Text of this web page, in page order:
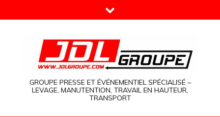
to
GROUPE PRESSE ET ÉVÉNEMENTIEL SPÉCIALISÉ –
LEVAGE, MANUTENTION, TRAVAIL EN HAUTEUR,
TRANSPORT